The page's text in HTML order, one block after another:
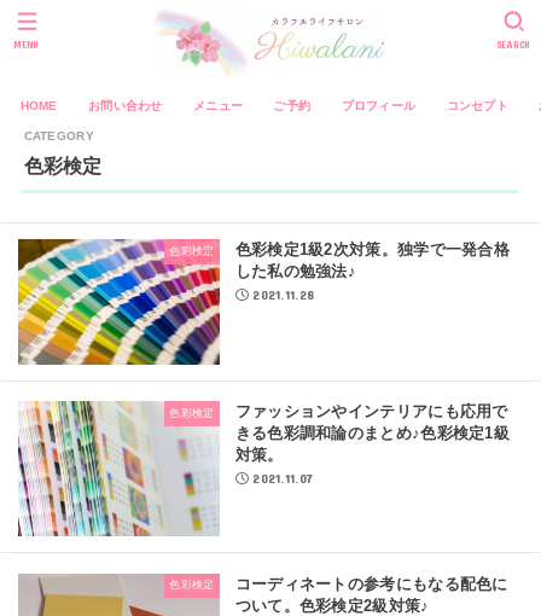
HOME お問い合わせ メニュー ご予約 プロフィール コンセプト
SEARCH
MENU
色彩検定
色彩検定
色彩検定1級2次対策。独学で一発合格
した私の勉強法♪
2021.11.28
色彩検定
ファッションやインテリアにも応用で
きる色彩調和論のまとめ♪色彩検定1級
対策。
2021.11.07
色彩検定
コーディネートの参考にもなる配色に
ついて。色彩検定2級対策♪